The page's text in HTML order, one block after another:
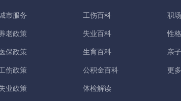
市服务
老政策
医保政策
伤政策
业政策
工伤百科
失业百科
生育百科
公积金百科
体检解读
职
性
亲
更